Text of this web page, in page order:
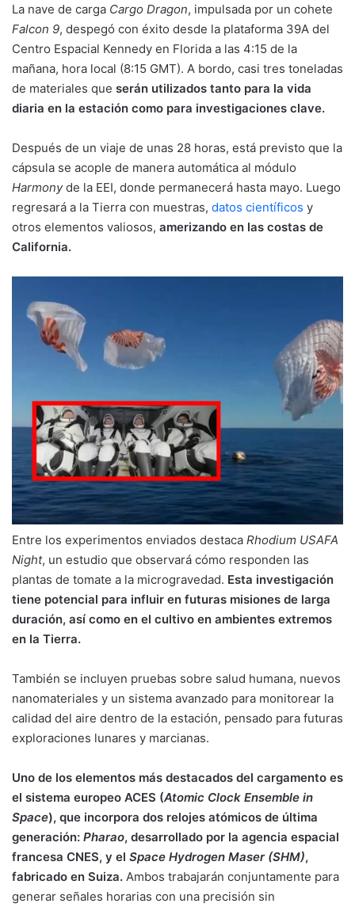
La nave de carga Cargo Dragon, impulsada por un cohete
Falcon 9, despegó con éxito desde la plataforma 39A del
Centro Espacial Kennedy en Florida a las 4:15 de la
mañana, hora local (8:15 GMT). A bordo, casi tres toneladas
de materiales que serán utilizados tanto para la vida
diaria en la estación como para investigaciones clave.
Después de un viaje de unas 28 horas, está previsto que la
cápsula se acople de manera automática al módulo
Harmonyde la EEI, donde permanecerá hasta mayo. Luego
regresará a la Tierra con muestras, datos científicos y
otros elementos valiosos, amerizando en las costas de
California.
Entre los experimentos enviados destaca Rhodium USAFA
Night, un estudio que observará cómo responden las
plantas de tomate a la microgravedad. Esta investigación
tiene potencial para influir en futuras misiones de larga
duración, así como en el cultivo en ambientes extremos
en la Tierra.
También se incluyen pruebas sobre salud humana, nuevos
nanomateriales y un sistema avanzado para monitorear la
calidad del aire dentro de la estación, pensado para futuras
exploraciones lunares y marcianas.
Uno de los elementos más destacados del cargamento es
el sistema europeo ACES (Atomic Clock Ensemble in
Space), que incorpora dos relojes atómicos de última
generación: Pharao, desarrollado por la agencia espacial
francesa CNES, y el Space Hydrogen Maser (SHM),
fabricado en Suiza. Ambos trabajarán conjuntamente para
generar señales horarias con una precisión sin